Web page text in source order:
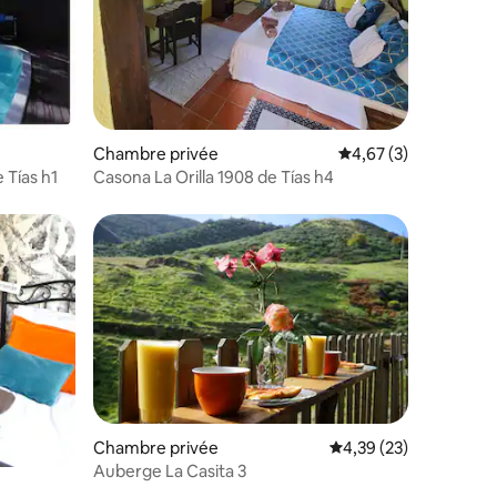
h1
Chambre privée Évaluation
4,67 (3)
Casona La Orilla 1908 de Tías h4
Chambre privée Évaluation moyenne
4,39 (23)
Auberge La Casita 3